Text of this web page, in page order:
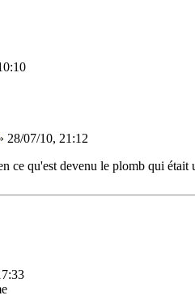
28/07/10, 21:12
ce qu'est devenu le plomb qui